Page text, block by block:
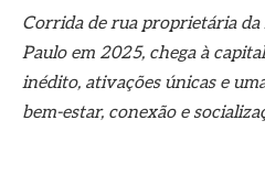
Corrida de rua proprietária da
Paulo em 2025, chega à
inédito, ativações únicas e
bem-estar, conexão e